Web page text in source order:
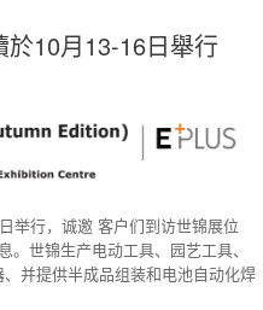
10月13-16日舉行
举行，诚邀 客户们到访世锦展位
。世锦生产电动工具、园艺工具、
并提供半成品组装和电池自动化焊